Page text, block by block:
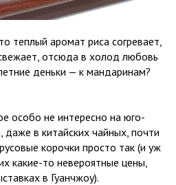
теплый аромат риса согревает,
отсюда в холод любовь
деньки — к мандаринам?
особо не интересно на юго-
даже в китайских чайных, почти
корочки просто так (и уж
какие-то невероятные цены,
в Гуанчжоу).